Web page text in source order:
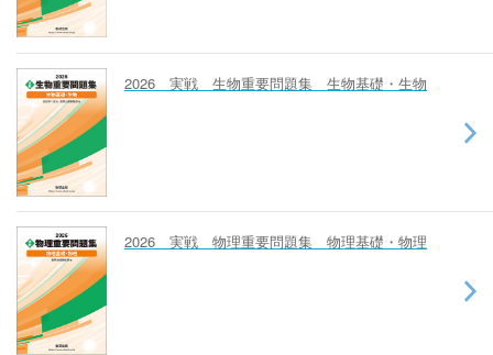
2026 実戦 生物重要問題集 生物基礎・生物
2026 実戦 物理重要問題集 物理基礎・物理